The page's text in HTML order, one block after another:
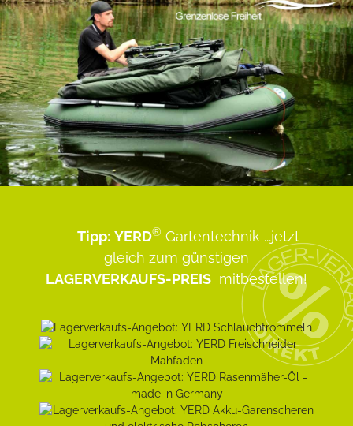
Tipp: YERD® Gartentechnik ...jetzt
gleich zum günstigen
LAGERVERKAUFS-PREIS mitbestellen!